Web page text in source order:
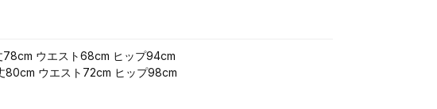
78cm ウエスト68cm ヒップ94cm
80cm ウエスト72cm ヒップ98cm